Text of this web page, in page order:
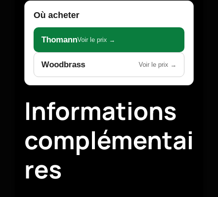
Où acheter
ThomannVoir le prix →
Woodbrass Voir le prix →
Informations
complémentai
res